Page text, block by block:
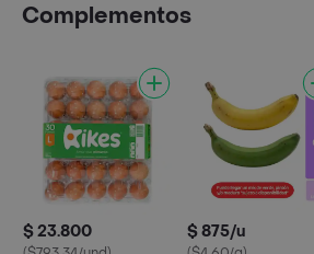
Complementos
$ 23.800 $ 875/u